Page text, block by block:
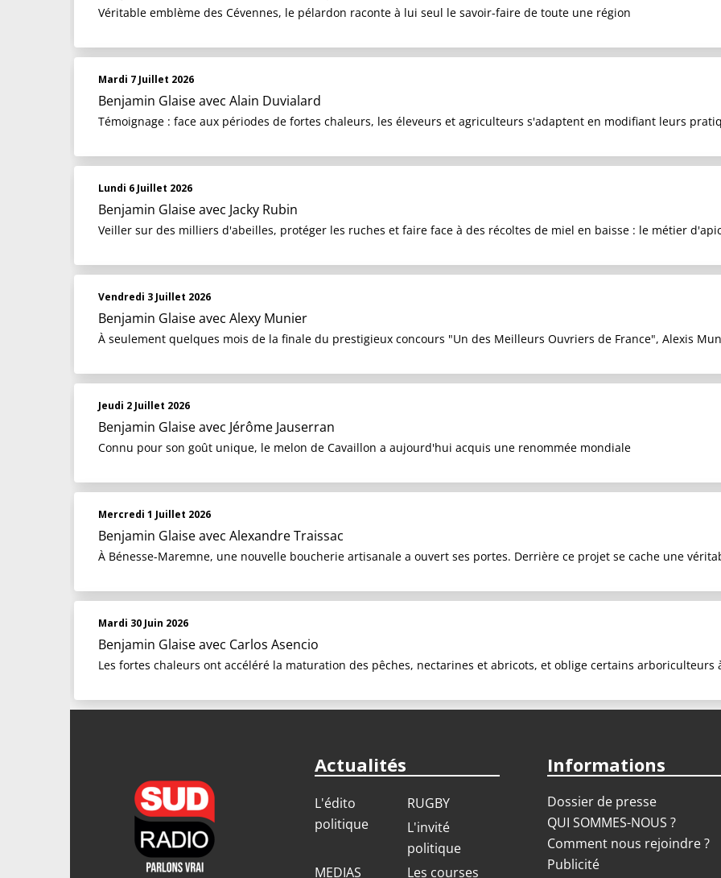
Véritable emblème des Cévennes, le pélardon raconte à lui seul le savoir-faire de toute une région
Mardi 7 Juillet 2026
Benjamin Glaiseavec Alain Duvialard
Témoignage : face aux périodes de fortes chaleurs, les éleveurs et agriculteurs s'adaptent en modifiant leurs
Lundi 6 Juillet 2026
Benjamin Glaiseavec Jacky Rubin
Veiller sur des milliers d'abeilles, protéger les ruches et faire face à des récoltes de miel en baisse : le métier
Vendredi 3 Juillet 2026
Benjamin Glaiseavec Alexy Munier
À seulement quelques mois de la finale du prestigieux concours "Un des Meilleurs Ouvriers de France", Alexis
Jeudi 2 Juillet 2026
Benjamin Glaiseavec Jérôme Jauserran
Connu pour son goût unique, le melon de Cavaillon a aujourd'hui acquis une renommée mondiale
Mercredi 1 Juillet 2026
Benjamin Glaiseavec Alexandre Traissac
À Bénesse-Maremne, une nouvelle boucherie artisanale a ouvert ses portes. Derrière ce projet se cache une
Mardi 30 Juin 2026
Benjamin Glaiseavec Carlos Asencio
Les fortes chaleurs ont accéléré la maturation des pêches, nectarines et abricots, et oblige certains arboriculteurs
Actualités
L'édito
politique
RUGBY
L'invité
politique
MEDIAS
Les courses
Informations
Dossier de presse
QUI SOMMES-NOUS ?
Comment nous rejoindre ?
Publicité